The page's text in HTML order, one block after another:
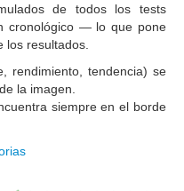
de todos los tests
cronológico — lo que pone
los resultados.
rendimiento, tendencia) se
la imagen.
siempre en el borde